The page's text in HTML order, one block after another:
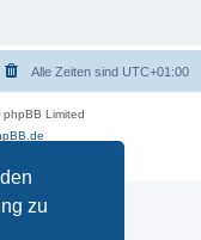
zu
Alle Zeiten sind UTC+01:00
Limited